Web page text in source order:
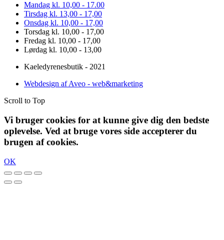
Mandag kl. 10,00 - 17.00
Tirsdag kl. 13,00 - 17,00
Onsdag kl. 10,00 - 17,00
Torsdag kl. 10,00 - 17,00
Fredag kl. 10,00 - 17,00
Lørdag kl. 10,00 - 13,00
Kaeledyrenesbutik - 2021
Webdesign af Aveo - web&marketing
Scroll to Top
Vi bruger cookies for at kunne give dig den bedste
oplevelse. Ved at bruge vores side accepterer du
brugen af cookies.
OK